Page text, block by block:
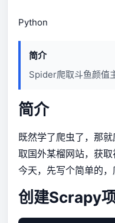
Python
简介
Spider爬取斗鱼颜值
简介
既然学了爬虫了，那
取国外某榴网站，获取
今天，先写个简单的，
创建Scrapy